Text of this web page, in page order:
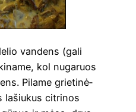
van­dens (gali
kol nuga­ruos
Pila­me grie­ti­nė­
lašiu­k­us citri­nos